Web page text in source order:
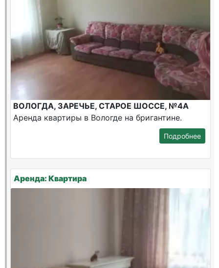
ВОЛОГДА, ЗАРЕЧЬЕ, СТАРОЕ ШОССЕ, №4А
Аренда квартиры в Вологде на бригантине.
Подробнее
Аренда: Квартира